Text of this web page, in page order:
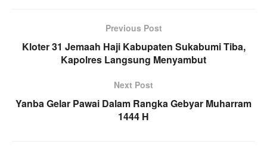
Previous Post
Kloter 31 Jemaah Haji Kabupaten Sukabumi Tiba,
Kapolres Langsung Menyambut
Next Post
Yanba Gelar Pawai Dalam Rangka Gebyar Muharram
1444 H